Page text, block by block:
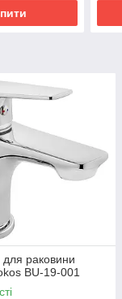
для раковини
BU-19-001